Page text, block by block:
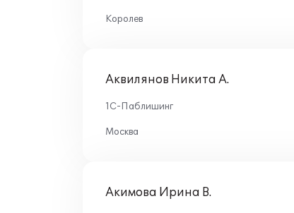
Королев
Аквилянов Никита А.
1С-Паблишинг
Москва
Акимова Ирина В.